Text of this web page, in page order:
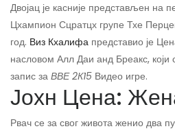
Двојац је касније представљен на
Цхампион Сцратцх групе Тхе
год. Виз Кхалифа представио је
насловом Алл Даи анд Бреакс, који
запис за ВВЕ 2К15 Видео игре.
Јохн Цена:
Рвач се за свог живота женио два